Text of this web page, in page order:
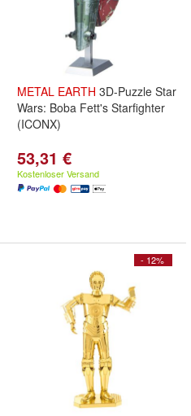
METAL EARTH 3D-Puzzle Star
Wars: Boba Fett's Starfighter
(ICONX)
53,31 €
Kostenloser Versand
- 12%